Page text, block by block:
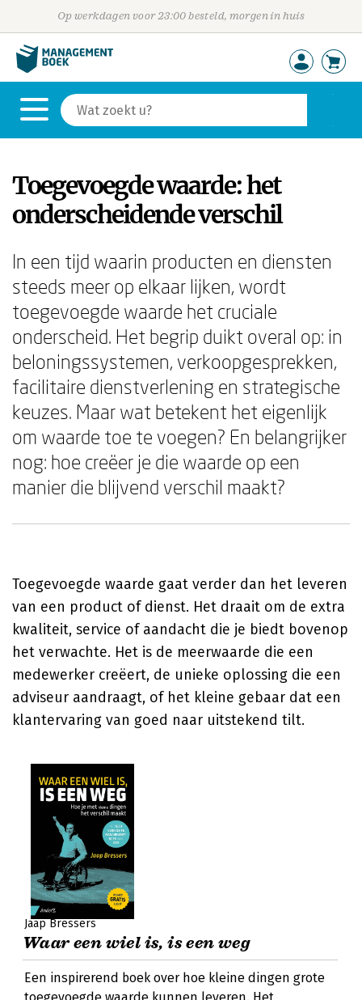
Op werkdagen voor 23:00 besteld, morgen in huis
Toegevoegde waarde: het
onderscheidende verschil
In een tijd waarin producten en diensten
steeds meer op elkaar lijken, wordt
toegevoegde waarde het cruciale
onderscheid. Het begrip duikt overal op: in
beloningssystemen, verkoopgesprekken,
facilitaire dienstverlening en strategische
keuzes. Maar wat betekent het eigenlijk
om waarde toe te voegen? En belangrijker
nog: hoe creëer je die waarde op een
manier die blijvend verschil maakt?
Toegevoegde waarde gaat verder dan het leveren
van een product of dienst. Het draait om de extra
kwaliteit, service of aandacht die je biedt bovenop
het verwachte. Het is de meerwaarde die een
medewerker creëert, de unieke oplossing die een
adviseur aandraagt, of het kleine gebaar dat een
klantervaring van goed naar uitstekend tilt.
Jaap Bressers
Waar een wiel is, is een weg
Een inspirerend boek over hoe kleine dingen grote